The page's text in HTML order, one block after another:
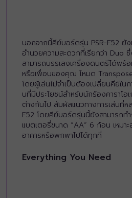
นอกจากนี้คีย์บอร์ดรุ่น PSR-F52
อำนวยความสะดวกที่เรียกว่า Duo
สามารถบรรเลงเครื่องดนตรีได้พร้
หรือเพื่อนของคุณ โหมด
โดยผู้เล่นไม่จำเป็นต้องเปลี่ยนคีย์ใน
นที่มีประโยชน์สำหรับนักร้องคาราโอ
ต่างกันไป สัมผัสแนวทางการเล่นที่ห
F52 โดยคีย์บอร์ดรุ่นนี้ยังสามารถท
แบตเตอรี่ขนาด “AA” 6 ก้อน เหมา
อาคารหรือพกพาไปได้ทุกที่
Everything You Need